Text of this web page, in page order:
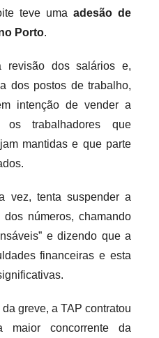
teve uma adesão de
Porto.
revisão dos salários e,
dos postos de trabalho,
intenção de vender a
os trabalhadores que
mantidas e que parte
vez, tenta suspender a
números, chamando
e dizendo que a
financeiras e esta
greve, a TAP contratou
maior concorrente da